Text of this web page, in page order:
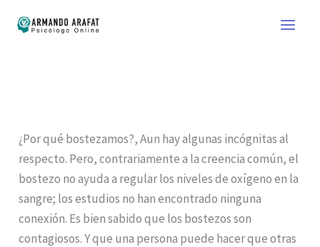
¿Por qué bostezamos?, Aun hay algunas incógnitas al
respecto. Pero, contrariamente a la creencia común, el
bostezo no ayuda a regular los niveles de oxígeno en la
sangre; los estudios no han encontrado ninguna
conexión. Es bien sabido que los bostezos son
contagiosos. Y que una persona puede hacer que otras